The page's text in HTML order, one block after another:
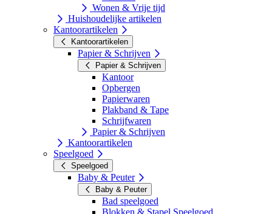
Wonen & Vrije tijd
Huishoudelijke artikelen
Kantoorartikelen
Kantoorartikelen
Papier & Schrijven
Papier & Schrijven
Kantoor
Opbergen
Papierwaren
Plakband & Tape
Schrijfwaren
Papier & Schrijven
Kantoorartikelen
Speelgoed
Speelgoed
Baby & Peuter
Baby & Peuter
Bad speelgoed
Blokken & Stapel Speelgoed